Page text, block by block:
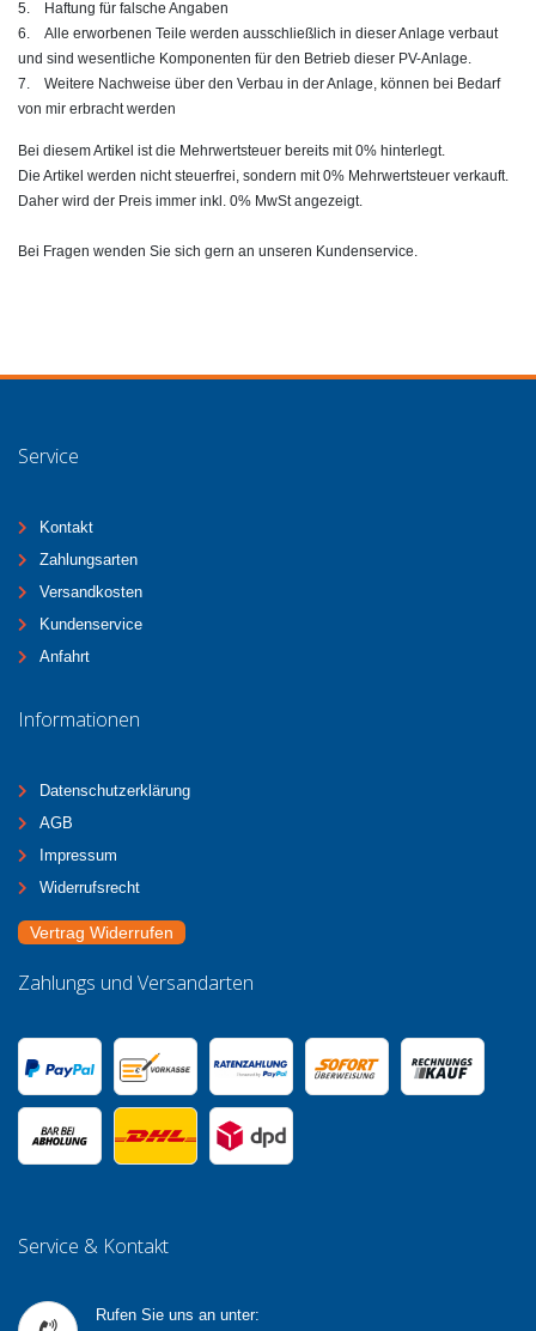
5. Haftung für falsche Angaben
6. Alle erworbenen Teile werden ausschließlich in dieser Anlage verbaut
und sind wesentliche Komponenten für den Betrieb dieser PV-Anlage.
7. Weitere Nachweise über den Verbau in der Anlage, können bei Bedarf
von mir erbracht werden
Bei diesem Artikel ist die Mehrwertsteuer bereits mit 0% hinterlegt.
Die Artikel werden nicht steuerfrei, sondern mit 0% Mehrwertsteuer verkauft.
Daher wird der Preis immer inkl. 0% MwSt angezeigt.
Bei Fragen wenden Sie sich gern an unseren Kundenservice.
Service
Kontakt
Zahlungsarten
Versandkosten
Kundenservice
Anfahrt
Informationen
Datenschutzerklärung
AGB
Impressum
Widerrufsrecht
Vertrag Widerrufen
Zahlungs und Versandarten
Service & Kontakt
Rufen Sie uns an unter: